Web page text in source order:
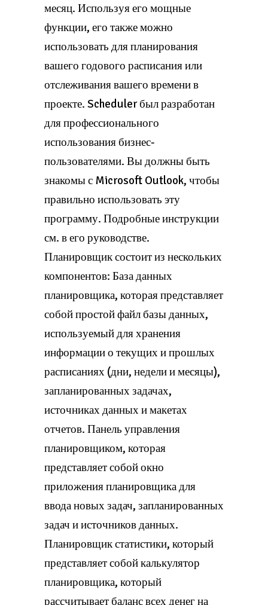
месяц. Используя его мощные
функции, его также можно
использовать для планирования
вашего годового расписания или
отслеживания вашего времени в
проекте. Scheduler был разработан
для профессионального
использования бизнес-
пользователями. Вы должны быть
знакомы с Microsoft Outlook, чтобы
правильно использовать эту
программу. Подробные инструкции
см. в его руководстве.
Планировщик состоит из нескольких
компонентов: База данных
планировщика, которая представляет
собой простой файл базы данных,
используемый для хранения
информации о текущих и прошлых
расписаниях (дни, недели и месяцы),
запланированных задачах,
источниках данных и макетах
отчетов. Панель управления
планировщиком, которая
представляет собой окно
приложения планировщика для
ввода новых задач, запланированных
задач и источников данных.
Планировщик статистики, который
представляет собой калькулятор
планировщика, который
рассчитывает баланс всех денег на